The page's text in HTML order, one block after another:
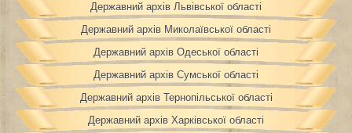
Державний архів Львівської області
Державний архів Миколаївської області
Державний архів Одеської області
Державний архів Сумської області
Державний архів Тернопільської області
Державний архів Харківської області